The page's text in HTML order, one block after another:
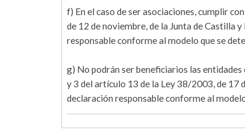
f) En el caso de ser asociaciones, cumplir
de 12 de noviembre, de la Junta de Castilla
responsable conforme al modelo que se
g) No podrán ser beneficiarios las
y 3 del artículo 13 de la Ley 38/2003, de 17
declaración responsable conforme al